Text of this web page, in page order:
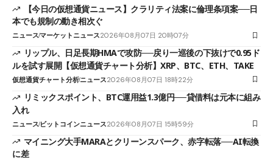
【今日の仮想通貨ニュース】クラリティ法案に倫理条項案──日
本でも規制の動き相次ぐ
ニュースマーケットニュース2026年08月07日 20時07分
リップル、日足長期HMAで攻防──戻り一巡後の下抜けで0.95ド
ルを試す展開【仮想通貨チャート分析】XRP、BTC、ETH、TAKE
仮想通貨チャート分析ニュース2026年08月07日 18時22分
リミックスポイント、BTC運用益1.3億円──貸借料は元本に組み
入れ
ニュースビットコインニュース2026年08月07日 15時59分
マイニング大手MARAとクリーンスパーク、赤字転落──AI転換
に差